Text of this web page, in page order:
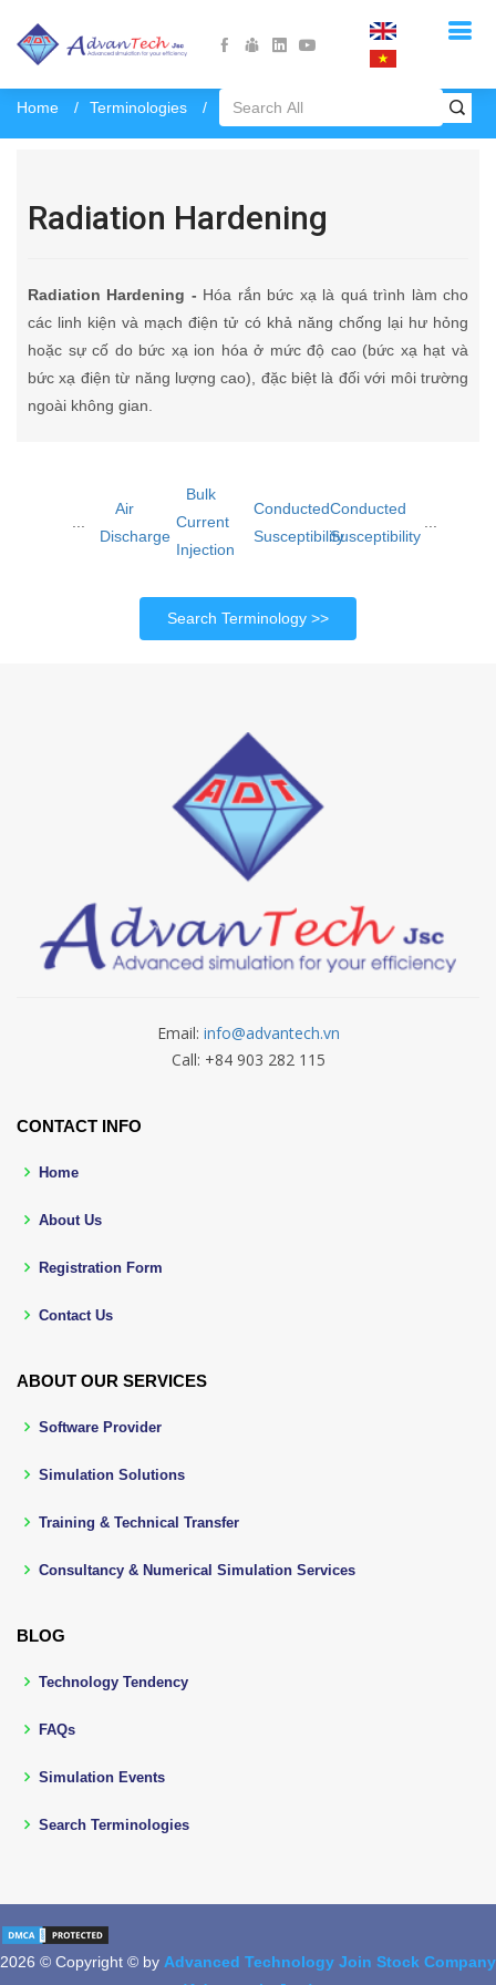
Home Terminologies Radiation Hardening
Radiation Hardening
Radiation Hardening - Hóa rắn bức xạ là quá trình làm cho
các linh kiện và mạch điện tử có khả năng chống lại hư hỏng
hoặc sự cố do bức xạ ion hóa ở mức độ cao (bức xạ hạt và
bức xạ điện từ năng lượng cao), đặc biệt là đối với môi trường
ngoài không gian.
Air
Discharge
Bulk
Current
Injection
Conducted
Susceptibility
Conducted
Susceptibility
Search Terminology
Email: info@advantech.vn
Call: +84 903 282 115
CONTACT INFO
Home
About Us
Registration Form
Contact Us
ABOUT OUR SERVICES
Software Provider
Simulation Solutions
Training & Technical Transfer
Consultancy & Numerical Simulation Services
BLOG
Technology Tendency
FAQs
Simulation Events
Search Terminologies
2026 © Copyright © by Advanced Technology Join Stock Company